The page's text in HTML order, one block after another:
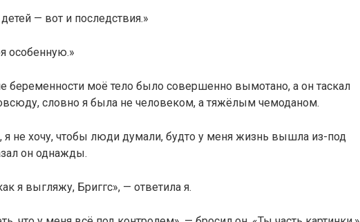
— вот и последствия.»
особенную.»
беременности моё тело было совершенно вымотано, а он таскал
словно я была не человеком, а тяжёлым чемоданом.
я не хочу, чтобы люди думали, будто у меня жизнь вышла из-под
он однажды.
я выгляжу, Бриггс», — ответила я.